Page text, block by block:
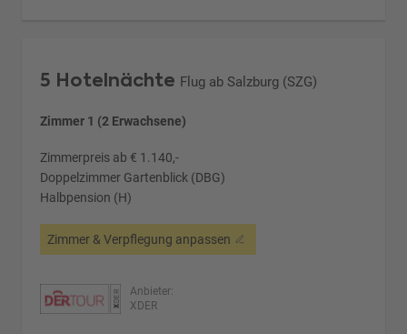
5 Hotelnächte Flug ab Salzburg (SZG)
Zimmer 1 (2 Erwachsene)
Zimmerpreis ab € 1.140,-
Doppelzimmer Gartenblick (DBG)
Halbpension (H)
Zimmer & Verpflegung anpassen
Anbieter:
XDER